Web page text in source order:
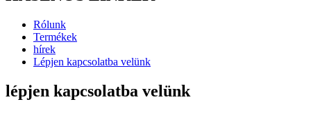
Rólunk
Termékek
hírek
Lépjen kapcsolatba velünk
lépjen kapcsolatba velünk